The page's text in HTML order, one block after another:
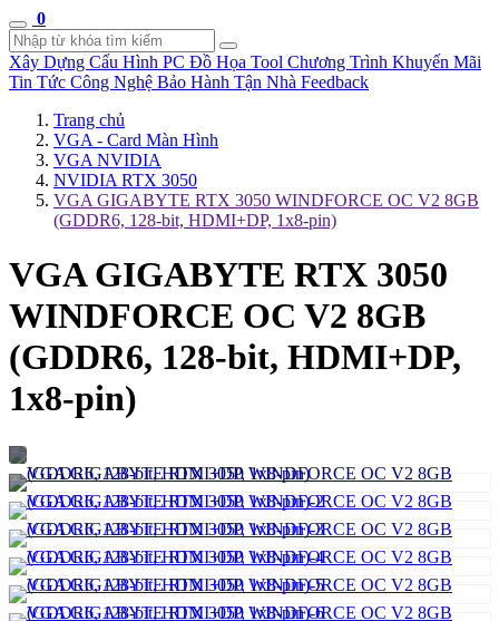
0
Xây Dựng Cấu Hình PC Đồ Họa Tool Chương Trình Khuyến Mãi
Tin Tức Công Nghệ Bảo Hành Tận Nhà Feedback
Trang chủ
VGA - Card Màn Hình
VGA NVIDIA
NVIDIA RTX 3050
VGA GIGABYTE RTX 3050 WINDFORCE OC V2 8GB
(GDDR6, 128-bit, HDMI+DP, 1x8-pin)
VGA GIGABYTE RTX 3050
WINDFORCE OC V2 8GB
(GDDR6, 128-bit, HDMI+DP,
1x8-pin)